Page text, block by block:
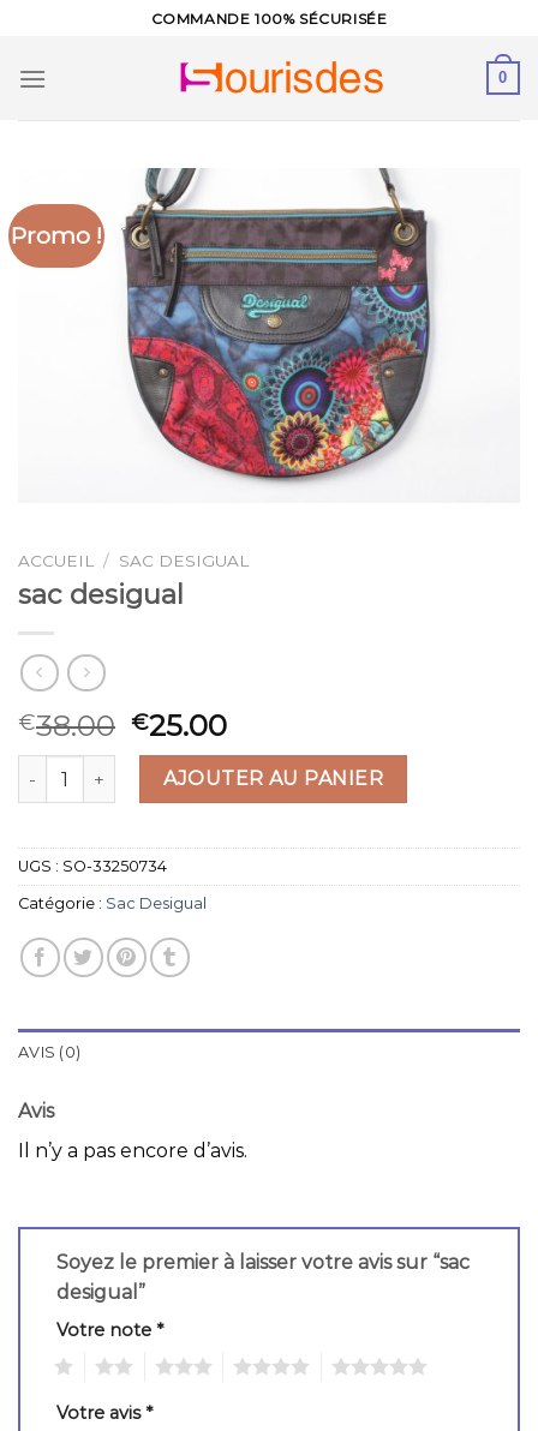
content
COMMANDE 100% SÉCURISÉE
0
Promo !
ACCUEIL / SAC DESIGUAL
sac desigual
€38.00 €25.00
quantité de sac desigualAJOUTER AU PANIER
UGS : SO-33250734
Catégorie : Sac Desigual
AVIS (0)
Avis
Il n’y a pas encore d’avis.
Soyez le premier à laisser votre avis sur “sac
desigual”
Votre note *
Votre avis*